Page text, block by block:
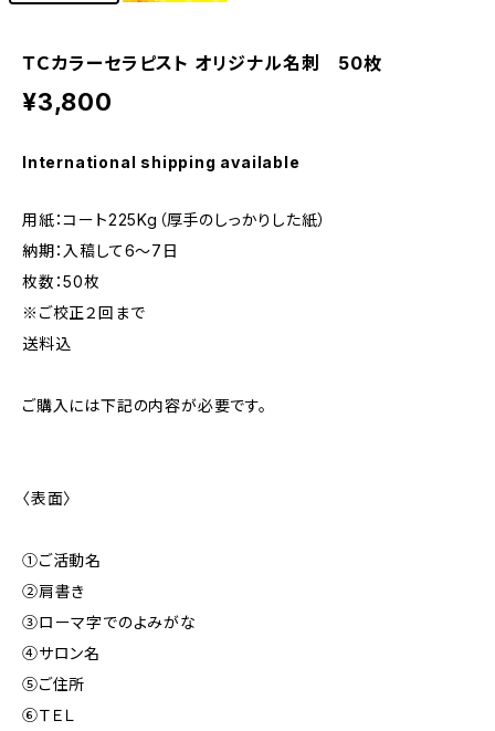
ＴＣカラーセラピスト オリジナル名刺 50枚
¥3,800
International shipping available
用紙：コート225Kg（厚手のしっかりした紙）
納期：入稿して6～7日
枚数：50枚
※ご校正２回まで
送料込
ご購入には下記の内容が必要です。
〈表面〉
①ご活動名
②肩書き
③ローマ字でのよみがな
④サロン名
⑤ご住所
⑥ＴＥＬ